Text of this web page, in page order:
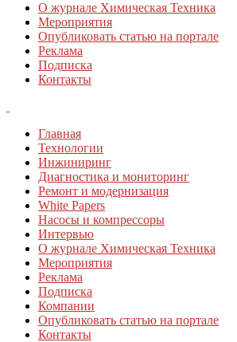
О журнале Химическая Техника
Мероприятия
Опубликовать статью на портале
Реклама
Подписка
Контакты
Главная
Технологии
Инжиниринг
Диагностика и мониторинг
Ремонт и модернизация
White Papers
Насосы и компрессоры
Интервью
О журнале Химическая Техника
Мероприятия
Реклама
Подписка
Компании
Опубликовать статью на портале
Контакты